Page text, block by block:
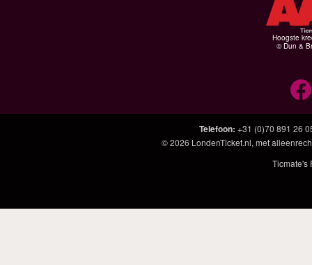
Hoogste
© Dun &
Telefoon: +31 (0)70 891 26
© 2026 LondenTicket.nl, met
Ticmate's